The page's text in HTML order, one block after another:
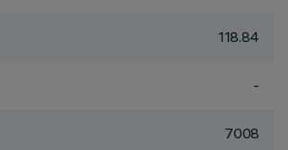
118.84
-
7008